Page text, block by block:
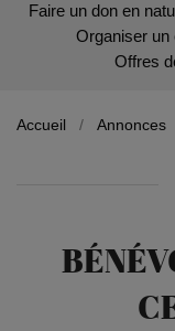
Faire un don en
Organiser un
Offres
Accueil / Annonces